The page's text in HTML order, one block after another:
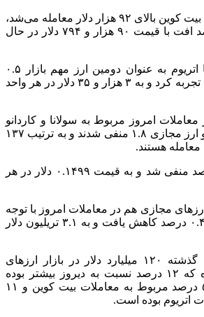
در حالی که روز گذشته بیت کوین بالای ۹۲ هزار دلار معامله می‌شد،
امروز با حدود ۰.۷ درصد افت با قیمت ۹۰ هزار و ۷۹۴ دلار در حال
برخلاف بیت کوین، اما اتریوم به عنوان دومین ارز مهم بازار ۰.۵
درصد افزایش قیمت را تجربه کرد و به ۳ هزار و ۳۵ دلار در هر واحد
امروز مربوط به سولانا و کاردانو
بود به گونه‌ای که این دو ارز مجازی ۱.۸ منفی شدند و به ترتیب ۱۳۷
دوج کوین هم ۰.۴۶ درصد منفی شد و به قیمت ۰.۱۴۹۹ دلار در هر
مجازی هم در معاملات امروز با توجه
به عقبگرد بیت کوین ۰.۴۵ درصد کاهش یافت و به ۳.۱ تریلیون دلار
همچنین در ۲۴ ساعت گذشته ۱۲۰ میلیارد دلار در بازار ارز‌های
مجازی پول جابجا شده که ۱۲ درصد نسبت به دیروز بیشتر بوده
است؛ از این میزان ۵۸ درصد مربوط به معاملات بیت کوین و ۱۱
اتریوم بوده است.